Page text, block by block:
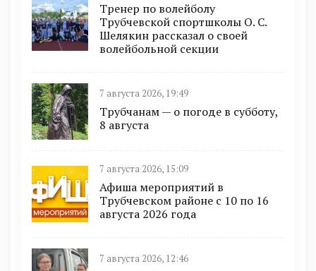
Тренер по волейболу
Трубчевской спортшколы О. С.
Шелякин рассказал о своей
волейбольной секции
7 августа 2026, 19:49
Трубчанам — о погоде в субботу,
8 августа
7 августа 2026, 15:09
Афиша мероприятий в
Трубчевском районе с 10 по 16
августа 2026 года
7 августа 2026, 12:46